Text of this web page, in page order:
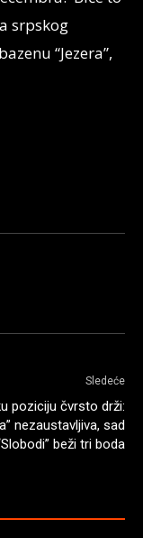
srpskog
“Jezera”,
Sledeće
poziciju čvrsto drži:
nezaustavljiva, sad
beži tri boda